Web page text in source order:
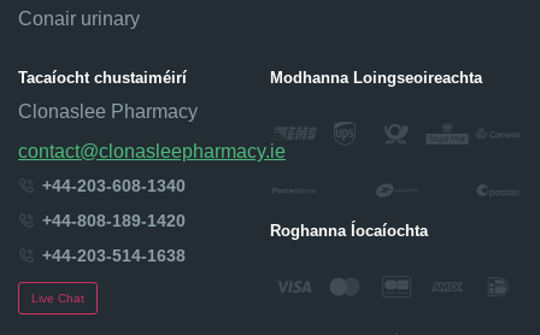
Conair urinary
Tacaíocht chustaiméirí
Clonaslee Pharmacy
contact@clonasleepharmacy.ie
+44-203-608-1340
+44-808-189-1420
+44-203-514-1638
Live Chat
Modhanna Loingseoireachta
Roghanna Íocaíochta